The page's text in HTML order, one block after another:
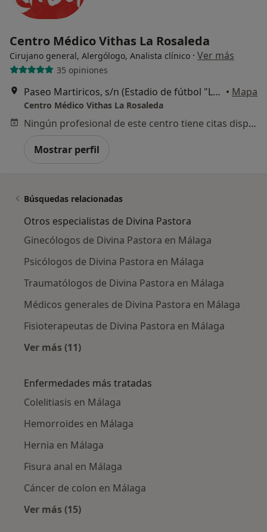
Centro Médico Vithas La Rosaleda
Cirujano general, Alergólogo, Analista clínico · Ver más
35 opiniones
Paseo Martiricos, s/n (Estadio de fútbol "La Rosaleda"), Málaga • Mapa
Centro Médico Vithas La Rosaleda
Ningún profesional de este centro tiene citas disponibles
Mostrar perfil
Búsquedas relacionadas
Otros especialistas de Divina Pastora
Ginecólogos de Divina Pastora en Málaga
Psicólogos de Divina Pastora en Málaga
Traumatólogos de Divina Pastora en Málaga
Médicos generales de Divina Pastora en Málaga
Fisioterapeutas de Divina Pastora en Málaga
Ver más (11)
Enfermedades más tratadas
Colelitiasis en Málaga
Hemorroides en Málaga
Hernia en Málaga
Fisura anal en Málaga
Cáncer de colon en Málaga
Ver más (15)